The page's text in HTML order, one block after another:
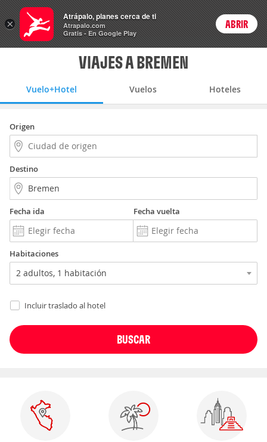
Vuelo+Hotel Login
VIAJES A BREMEN
Vuelo+Hotel Vuelos Hoteles
Origen
Destino
Fecha ida Fecha vuelta
Habitaciones
Incluir traslado al hotel
×
Atrápalo, planes cerca de ti
Atrapalo.com
Gratis - En Google Play
ABRIR